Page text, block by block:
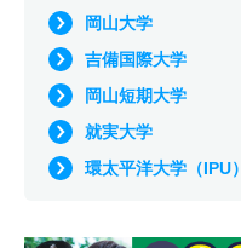
岡山大学
吉備国際大学
岡山短期大学
就実大学
環太平洋大学（IPU）